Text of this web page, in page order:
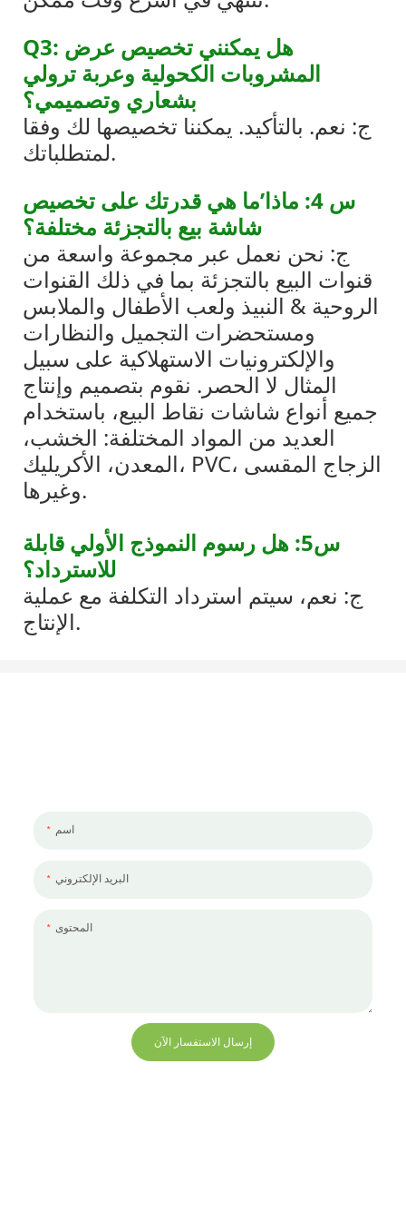
Q3: هل يمكنني تخصيص عرض
المشروبات الكحولية وعربة ترولي
ج: نعم. بالتأكيد. يمكننا تخصيصها لك وفقا
لمتطلباتك.
س 4: ماذا’ما هي قدرتك على تخصيص
شاشة بيع بالتجزئة مختلفة؟
ج: نحن نعمل عبر مجموعة واسعة من
قنوات البيع بالتجزئة بما في ذلك القنوات
الروحية & النبيذ ولعب الأطفال والملابس
ومستحضرات التجميل والنظارات
والإلكترونيات الاستهلاكية على سبيل
المثال لا الحصر. نقوم بتصميم وإنتاج
جميع أنواع شاشات نقاط البيع، باستخدام
العديد من المواد المختلفة: الخشب،
المعدن، الأكريليك، PVC، الزجاج المقسى
وغيرها.
س5: هل رسوم النموذج الأولي قابلة
للاسترداد؟
ج: نعم، سيتم استرداد التكلفة مع عملية
الإنتاج.
اسم
البريد الإلكتروني
المحتوى
إرسال الاستفسار الآن